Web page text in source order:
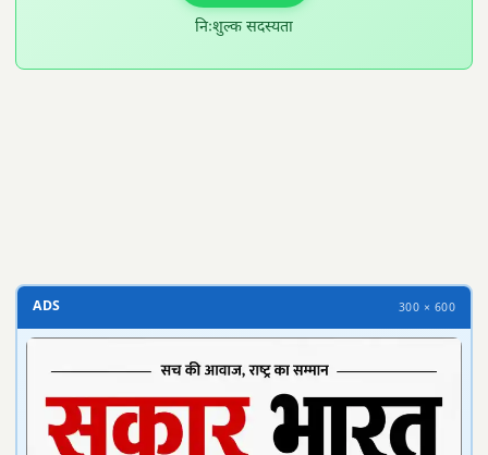
निःशुल्क सदस्यता
ADS 300 × 600